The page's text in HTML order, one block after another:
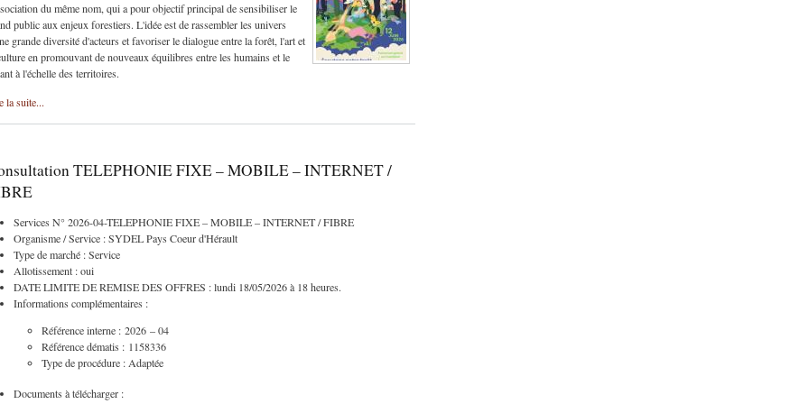
du même nom, qui a pour objectif principal de sensibiliser le
public aux enjeux forestiers. L'idée est de rassembler les univers
grande diversité d'acteurs et favoriser le dialogue entre la forêt, l'art et
en promouvant de nouveaux équilibres entre les humains et le
à l'échelle des territoires.
la suite...
TELEPHONIE FIXE – MOBILE – INTERNET /
Services N° 2026-04-TELEPHONIE FIXE – MOBILE – INTERNET / FIBRE
Organisme / Service : SYDEL Pays Coeur d'Hérault
Type de marché : Service
Allotissement : oui
DATE LIMITE DE REMISE DES OFFRES : lundi 18/05/2026 à 18 heures.
Informations complémentaires :
Référence interne : 2026 – 04
Référence dématis : 1158336
Type de procédure : Adaptée
Documents à télécharger :